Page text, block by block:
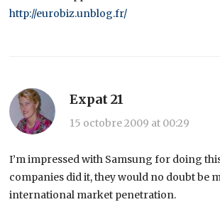
http://eurobiz.unblog.fr/
Expat 21
15 octobre 2009 at 00:29
I’m impressed with Samsung for doing
companies did it, they would no doubt be
international market penetration.